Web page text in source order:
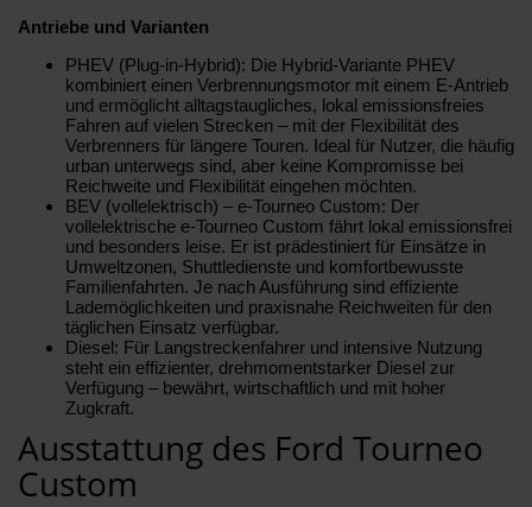
Antriebe und Varianten
PHEV (Plug-in-Hybrid): Die Hybrid-Variante PHEV
kombiniert einen Verbrennungsmotor mit einem E‑Antrieb
und ermöglicht alltagstaugliches, lokal emissionsfreies
Fahren auf vielen Strecken – mit der Flexibilität des
Verbrenners für längere Touren. Ideal für Nutzer, die häufig
urban unterwegs sind, aber keine Kompromisse bei
Reichweite und Flexibilität eingehen möchten.
BEV (vollelektrisch) – e‑Tourneo Custom: Der
vollelektrische e‑Tourneo Custom fährt lokal emissionsfrei
und besonders leise. Er ist prädestiniert für Einsätze in
Umweltzonen, Shuttledienste und komfortbewusste
Familienfahrten. Je nach Ausführung sind effiziente
Lademöglichkeiten und praxisnahe Reichweiten für den
täglichen Einsatz verfügbar.
Diesel: Für Langstreckenfahrer und intensive Nutzung
steht ein effizienter, drehmomentstarker Diesel zur
Verfügung – bewährt, wirtschaftlich und mit hoher
Zugkraft.
Ausstattung des Ford Tourneo
Custom